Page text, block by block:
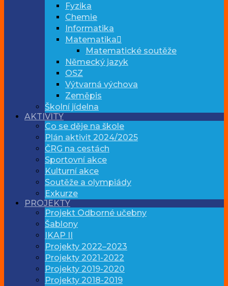
Fyzika
Chemie
Informatika
Matematika
Matematické soutěže
Německý jazyk
OSZ
Výtvarná výchova
Zeměpis
Školní jídelna
AKTIVITY
Co se děje na škole
Plán aktivit 2024/2025
ČRG na cestách
Sportovní akce
Kulturní akce
Soutěže a olympiády
Exkurze
PROJEKTY
Projekt Odborné učebny
Šablony
IKAP II
Projekty 2022–2023
Projekty 2021-2022
Projekty 2019-2020
Projekty 2018-2019